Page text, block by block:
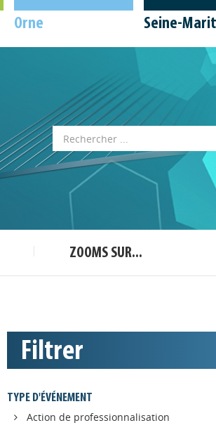
Orne Seine-
ZOOMS SUR...
Filtrer
TYPE D'ÉVÉNEMENT
Action de professionnalisation